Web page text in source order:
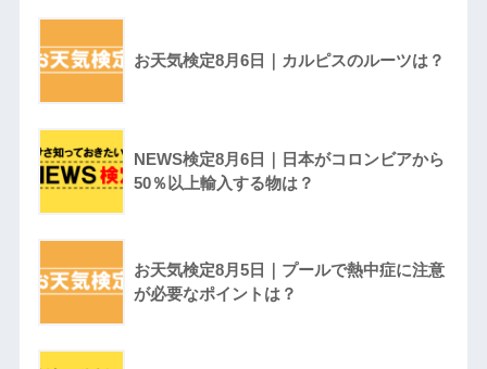
お天気検定8月6日｜カルピスのルーツは？
NEWS検定8月6日｜日本がコロンビアから
50％以上輸入する物は？
お天気検定8月5日｜プールで熱中症に注意
が必要なポイントは？